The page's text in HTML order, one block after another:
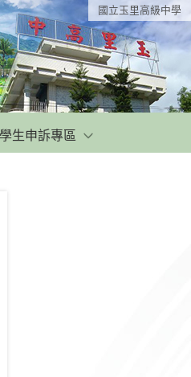
國立玉里高級中學
學生申訴專區